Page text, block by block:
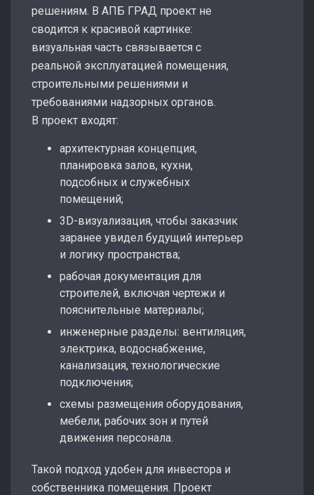
решениям. В АПБ ГРАД проект не
сводится к красивой картинке:
визуальная часть связывается с
реальной эксплуатацией помещения,
строительными решениями и
требованиями надзорных органов.
В проект входят:
архитектурная концепция,
планировка залов, кухни,
подсобных и служебных
помещений;
3D-визуализация, чтобы заказчик
заранее увидел будущий интерьер
и логику пространства;
рабочая документация для
строителей, включая чертежи и
пояснительные материалы;
инженерные разделы: вентиляция,
электрика, водоснабжение,
канализация, технологические
подключения;
схемы размещения оборудования,
мебели, рабочих зон и путей
движения персонала.
Такой подход удобен для инвестора и
собственника помещения. Проект